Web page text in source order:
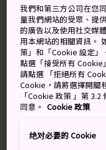
這座迷人的火車站
這些曾經的古老藩
命名的地點，例如能
金澤站始建於 1898
新，新增玻璃與鋼
門（鳥居是日本神
義美感。金澤是整個
我們和第三方公司在您
量我們網站的受眾、提
的廣告以及使用社交媒
用本網站的相關資訊。
策」和「Cookie 設定
點選「接受所有 Cookie
請點選 「拒絕所有
Cookie，請將選擇開關
「Cookie 政策 」第
同意。 Cookie 政策
绝对必要的 Cookie